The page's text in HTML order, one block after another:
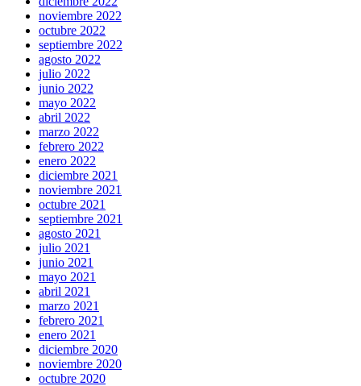
noviembre 2022
octubre 2022
septiembre 2022
agosto 2022
julio 2022
junio 2022
mayo 2022
abril 2022
marzo 2022
febrero 2022
enero 2022
diciembre 2021
noviembre 2021
octubre 2021
septiembre 2021
agosto 2021
julio 2021
junio 2021
mayo 2021
abril 2021
marzo 2021
febrero 2021
enero 2021
diciembre 2020
noviembre 2020
octubre 2020